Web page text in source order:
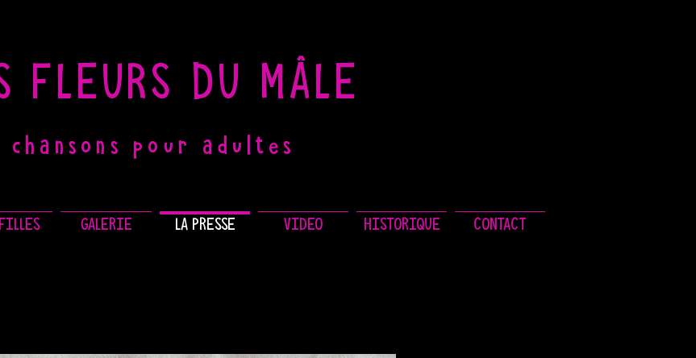
FLEURS DU MÂLE
chansons pour adultes
GALERIE LA PRESSE VIDEO HISTORIQUE CONTACT